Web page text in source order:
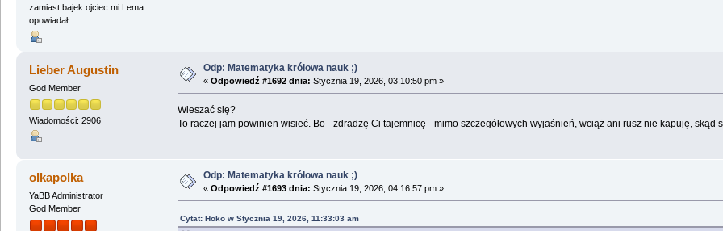
zamiast bajek ojciec mi Lema
opowiadał...
Lieber Augustin
God Member
Wiadomości: 2906
Odp: Matematyka królowa nauk ;)
« Odpowiedź #1692 dnia: Stycznia 19, 2026, 03:10:50 pm »
Wieszać się?
To raczej jam powinien wisieć. Bo - zdradzę Ci tajemnicę - mimo szczegółowych wyjaśnień, wciąż ani rusz nie kapuję, skąd
olkapolka
YaBB Administrator
God Member
Odp: Matematyka królowa nauk ;)
« Odpowiedź #1693 dnia: Stycznia 19, 2026, 04:16:57 pm »
Cytat: Hoko w Stycznia 19, 2026, 11:33:03 am